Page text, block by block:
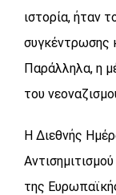
ιστορία, ήταν
συγκέντρωσης
Παράλληλα, η
του
Η Διεθνής
της